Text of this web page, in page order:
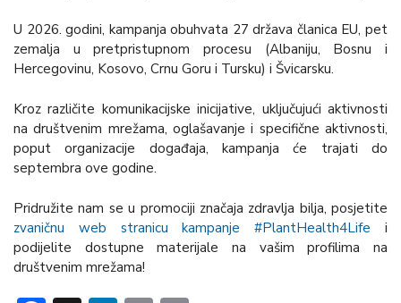
U 2026. godini, kampanja obuhvata 27 država članica EU, pet
zemalja u pretpristupnom procesu (Albaniju, Bosnu i
Hercegovinu, Kosovo, Crnu Goru i Tursku) i Švicarsku.
Kroz različite komunikacijske inicijative, uključujući aktivnosti
na društvenim mrežama, oglašavanje i specifične aktivnosti,
poput organizacije događaja, kampanja će trajati do
septembra ove godine.
Pridružite nam se u promociji značaja zdravlja bilja, posjetite
zvaničnu web stranicu kampanje #PlantHealth4Life i
podijelite dostupne materijale na vašim profilima na
društvenim mrežama!